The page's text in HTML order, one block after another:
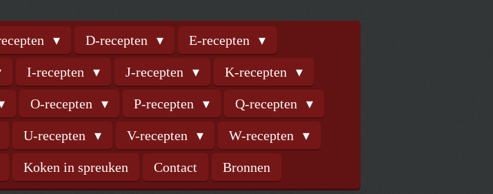
D-recepten E-recepten
I-recepten J-recepten K-recepten
O-recepten P-recepten Q-recepten
U-recepten V-recepten W-recepten
Koken in spreuken Contact Bronnen